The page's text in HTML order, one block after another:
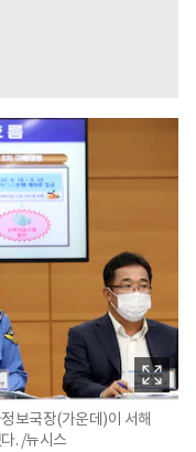
보국장(가운데)이 서해
. /뉴시스